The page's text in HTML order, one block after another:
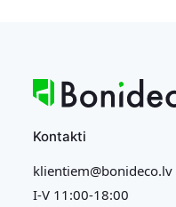
Kontakti
klientiem@bonideco.lv
I-V 11:00-18:00